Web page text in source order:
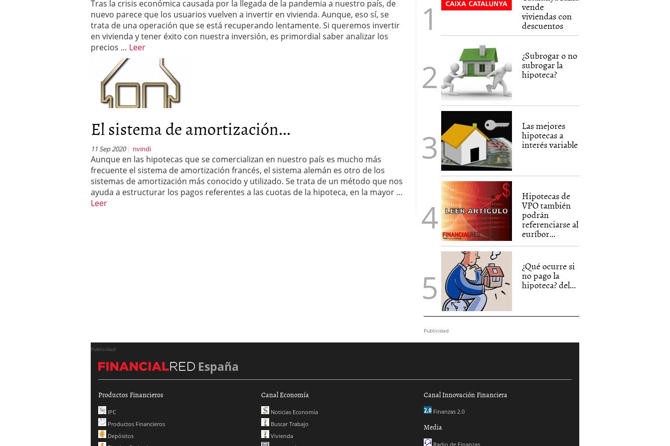
Tras la crisis económica causada por la llegada de la pandemia a nuestro país, de
nuevo parece que los usuarios vuelven a invertir en vivienda. Aunque, eso sí, se
trata de una operación que se está recuperando lentamente. Si queremos invertir
en vivienda y tener éxito con nuestra inversión, es primordial saber analizar los
precios … Leer
El sistema de amortización...
11 Sep 2020 nvindi
Aunque en las hipotecas que se comercializan en nuestro país es mucho más
frecuente el sistema de amortización francés, el sistema alemán es otro de los
sistemas de amortización más conocido y utilizado. Se trata de un método que nos
ayuda a estructurar los pagos referentes a las cuotas de la hipoteca, en la mayor …
Leer
vende
viviendas con
descuentos
¿Subrogar o no
subrogar la
hipoteca?
Las mejores
hipotecas a
interés variable
Hipotecas de
VPO también
podrán
referenciarse al
euríbor...
¿Qué ocurre si
no pago la
hipoteca? del...
Publicidad
Publicidad
España
Productos Financieros
IPC
Productos Financieros
Depósitos
Canal Economía
Noticias Economía
Buscar Trabajo
Vivienda
Canal Innovación Financiera
Finanzas 2.0
Media
Radio de Finanzas